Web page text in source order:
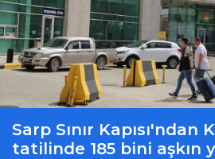
Sarp Sınır Kapısı'ndan
tatilinde 185 bini aşkın